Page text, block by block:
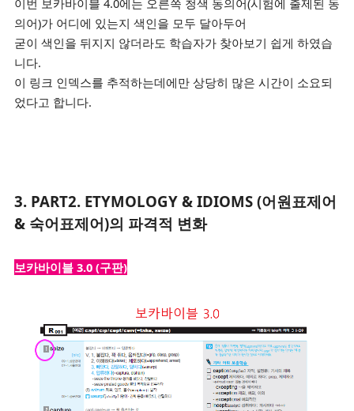
이번 보카바이블 4.0에는 오른쪽 청색 동의어(시험에 출제된 동
의어)가 어디에 있는지 색인을 모두 달아두어
굳이 색인을 뒤지지 않더라도 학습자가 찾아보기 쉽게 하였습
니다.
이 링크 인덱스를 추적하는데에만 상당히 많은 시간이 소요되
었다고 합니다.
3. PART2. ETYMOLOGY & IDIOMS (어원표제어
& 숙어표제어)의 파격적 변화
보카바이블 3.0 (구판)